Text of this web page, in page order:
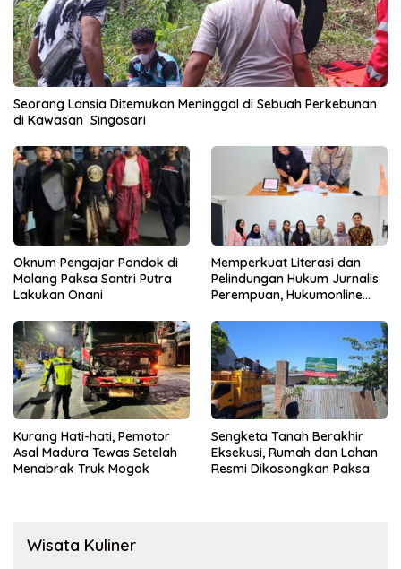
Seorang Lansia Ditemukan Meninggal di Sebuah Perkebunan
di Kawasan Singosari
Oknum Pengajar Pondok di
Malang Paksa Santri Putra
Lakukan Onani
Memperkuat Literasi dan
Pelindungan Hukum Jurnalis
Perempuan, Hukumonline
Gratis
Kurang Hati-hati, Pemotor
Asal Madura Tewas Setelah
Menabrak Truk Mogok
Sengketa Tanah Berakhir
Eksekusi, Rumah dan Lahan
Resmi Dikosongkan Paksa
Wisata Kuliner